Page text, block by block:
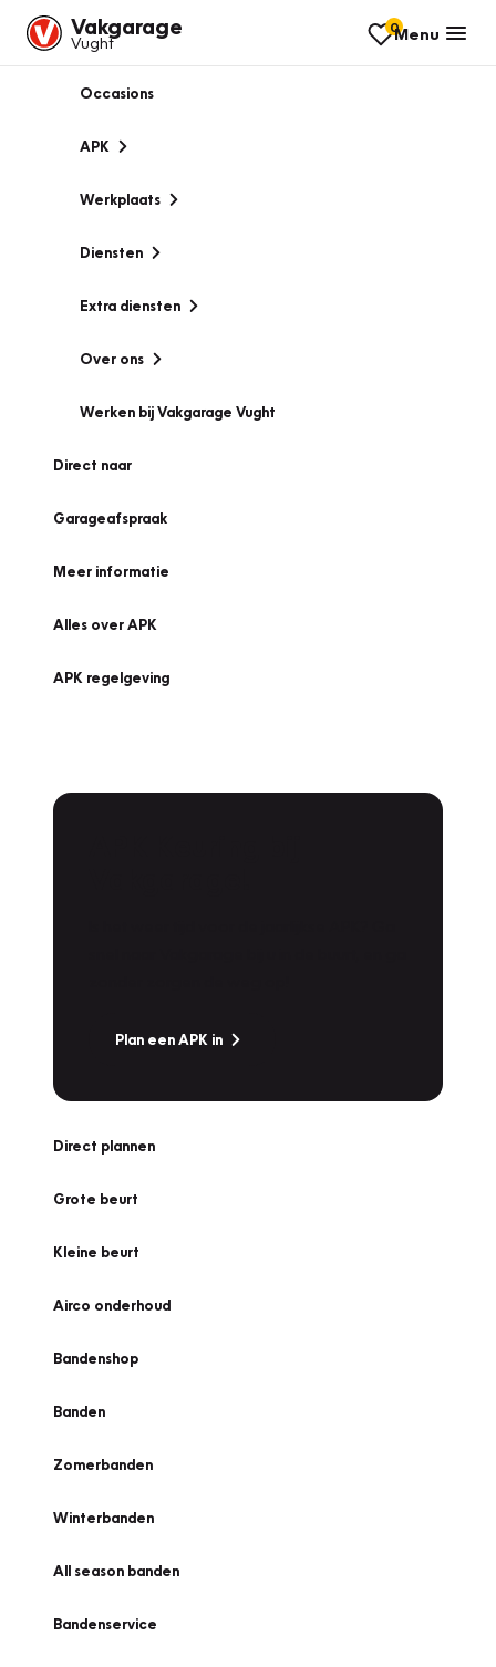
Vakgarage
Vught
0Menu
Occasions
APK
Werkplaats
Diensten
Extra diensten
Over ons
Werken bij Vakgarage Vught
Direct naar
Garageafspraak
Meer informatie
Alles over APK
APK regelgeving
Plan een APK in
Direct plannen
Grote beurt
Kleine beurt
Airco onderhoud
Bandenshop
Banden
Zomerbanden
Winterbanden
All season banden
Bandenservice